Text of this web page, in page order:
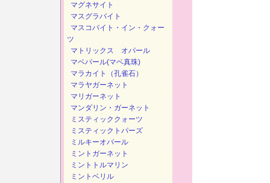
マグネサイト
マスグラバイト
マスコバイト・イン・クォー
ツ
マトリックス オパール
マベパール(マベ真珠)
マラカイト（孔雀石）
マラヤガーネット
マリガーネット
マンダリン・ガーネット
ミスティッククォーツ
ミスティックトパーズ
ミルキーオパール
ミントガーネット
ミントトルマリン
ミントベリル